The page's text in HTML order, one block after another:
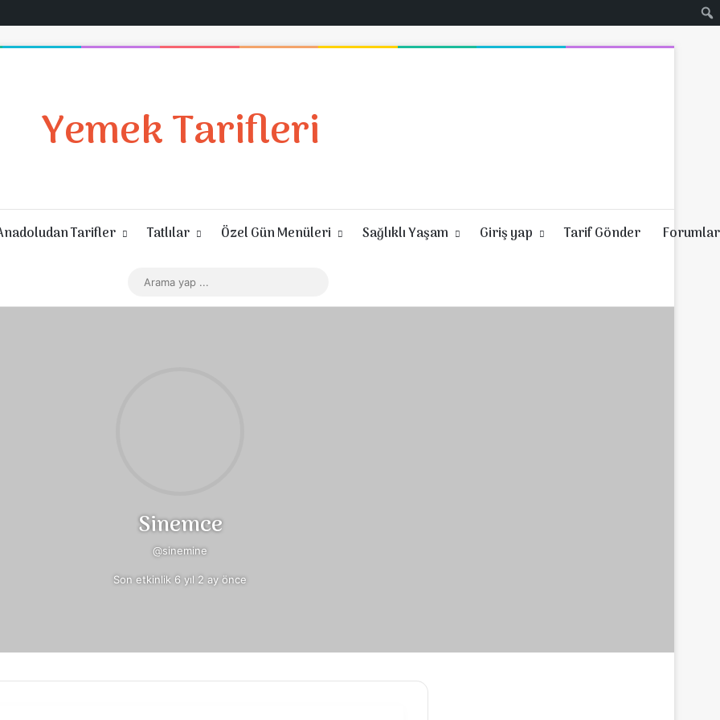
Yemek Tarifleri
Tarifler Tatlılar Özel Gün Menüleri Sağlıklı Yaşam Giriş yap Tarif Gönder Forumlar
Rastgele Makale
Kenar Bölmesi
Dış görünümü değiştir
yap
Sinemce
@sinemine
Son etkinlik 6 yıl 2 ay önce